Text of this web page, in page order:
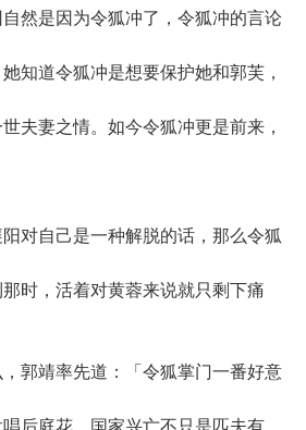
是因为令狐冲了，令狐冲的言论
知道令狐冲是想要保护她和郭芙，
夫妻之情。如今令狐冲更是前来，
自己是一种解脱的话，那么令狐
时，活着对黄蓉来说就只剩下痛
靖率先道：「令狐掌门一番好意
后庭花。国家兴亡不只是匹夫有